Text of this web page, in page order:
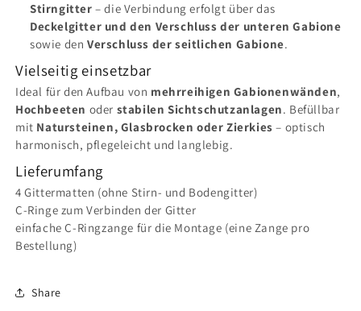
Stirngitter – die Verbindung erfolgt über das
Deckelgitter und den Verschluss der unteren Gabione
sowie den Verschluss der seitlichen Gabione.
Vielseitig einsetzbar
Ideal für den Aufbau von mehrreihigen Gabionenwänden,
Hochbeeten oder stabilen Sichtschutzanlagen. Befüllbar
mit Natursteinen, Glasbrocken oder Zierkies – optisch
harmonisch, pflegeleicht und langlebig.
Lieferumfang
4 Gittermatten (ohne Stirn- und Bodengitter)
C-Ringe zum Verbinden der Gitter
einfache C-Ringzange für die Montage (eine Zange pro
Bestellung)
Share